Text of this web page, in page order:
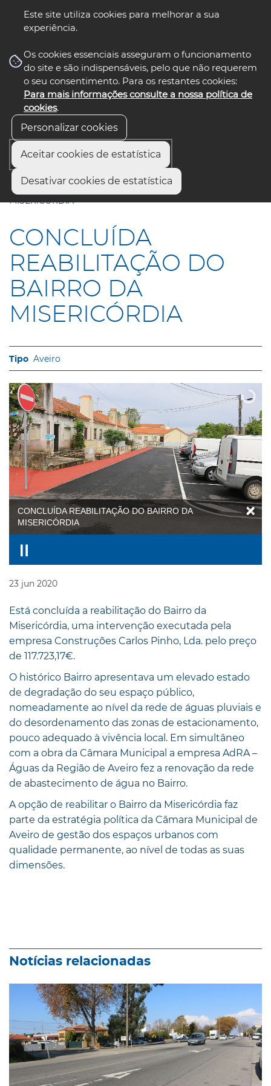
Este site utiliza cookies para melhorar a sua
experiência.
Os cookies essenciais asseguram o funcionamento
do site e são indispensáveis, pelo que não requerem
o seu consentimento. Para os restantes cookies:
Para mais informações consulte a nossa política de
cookies.
Personalizar cookies
Aceitar cookies de estatística
Desativar cookies de estatística
nos select language
Início
CONCLUÍDA REABILITAÇÃO DO BAIRRO DA
MISERICÓRDIA
CONCLUÍDA
REABILITAÇÃO DO
BAIRRO DA
MISERICÓRDIA
Aveiro
CONCLUÍDA REABILITAÇÃO DO BAIRRO DA
MISERICÓRDIA
23 jun 2020
Está concluída a reabilitação do Bairro da
Misericórdia, uma intervenção executada pela
empresa Construções Carlos Pinho, Lda. pelo preço
de 117.723,17€.
O histórico Bairro apresentava um elevado estado
de degradação do seu espaço público,
nomeadamente ao nível da rede de águas pluviais e
do desordenamento das zonas de estacionamento,
pouco adequado à vivência local. Em simultâneo
com a obra da Câmara Municipal a empresa AdRA –
Águas da Região de Aveiro fez a renovação da rede
de abastecimento de água no Bairro.
A opção de reabilitar o Bairro da Misericórdia faz
parte da estratégia política da Câmara Municipal de
Aveiro de gestão dos espaços urbanos com
qualidade permanente, ao nível de todas as suas
dimensões.
Notícias relacionadas